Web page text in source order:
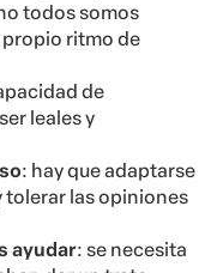
todos somos
propio ritmo de
de
leales y
: hay que adaptarse
tolerar las opiniones
ayudar: se necesita